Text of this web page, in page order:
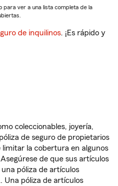
para ver a una lista completa de la
de inquilinos. ¡Es rápido y
coleccionables, joyería,
de seguro de propietarios
la cobertura en algunos
de que sus artículos
póliza de artículos
Una póliza de artículos